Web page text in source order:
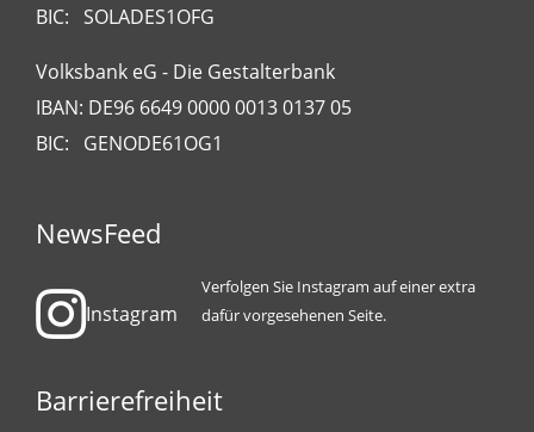
BIC: SOLADES1OFG
Volksbank eG - Die Gestalterbank
IBAN: DE96 6649 0000 0013 0137 05
BIC: GENODE61OG1
NewsFeed
Instagram
Verfolgen Sie Instagram auf einer extra
dafür vorgesehenen Seite.
Barrierefreiheit